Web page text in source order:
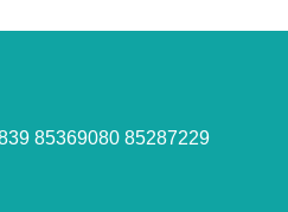
85369080 85287229